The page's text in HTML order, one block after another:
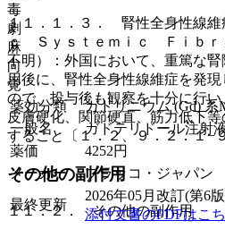
１１．１．３． 腎性全身性線維
ｃ Ｓｙｓｔｅｍｉｃ Ｆｉｂｒ
不明）：外国において、重篤な
用後に、腎性全身性線維症を発
ので、投与後も観察を十分に行い
皮膚硬化、関節硬直、筋力低下
すること〔１．２、９．２．１−
その他の副作用
１１．２． その他の副作用
毒
劇
麻
向
覚
薬効分類
ガドリニウム (Gd) 系
一般名
ガドテリドール注射
薬価
4252円
メーカー
ブラッコ・ジャパン
最終更新
2026年05月改訂(第6
添付文書のPDFはこ